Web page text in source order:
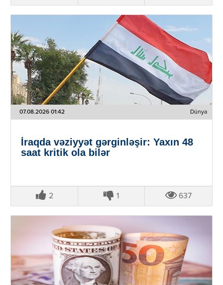
07.08.2026 01:42 Dünya
İraqda vəziyyət gərginləşir: Yaxın 48
saat kritik ola bilər
2 1 637